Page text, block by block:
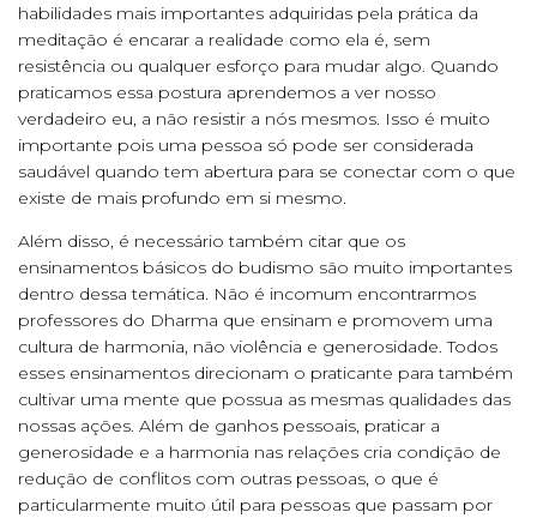
habilidades mais importantes adquiridas pela prática da
meditação é encarar a realidade como ela é, sem
resistência ou qualquer esforço para mudar algo. Quando
praticamos essa postura aprendemos a ver nosso
verdadeiro eu, a não resistir a nós mesmos. Isso é muito
importante pois uma pessoa só pode ser considerada
saudável quando tem abertura para se conectar com o que
existe de mais profundo em si mesmo.
Além disso, é necessário também citar que os
ensinamentos básicos do budismo são muito importantes
dentro dessa temática. Não é incomum encontrarmos
professores do Dharma que ensinam e promovem uma
cultura de harmonia, não violência e generosidade. Todos
esses ensinamentos direcionam o praticante para também
cultivar uma mente que possua as mesmas qualidades das
nossas ações. Além de ganhos pessoais, praticar a
generosidade e a harmonia nas relações cria condição de
redução de conflitos com outras pessoas, o que é
particularmente muito útil para pessoas que passam por